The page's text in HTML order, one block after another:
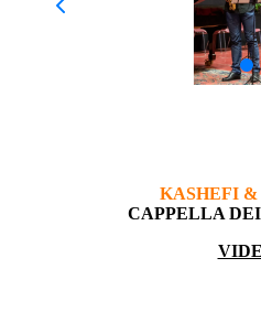
KASHEFI &
CAPPELLA